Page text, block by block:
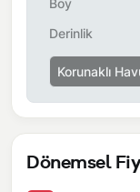
Önemli Bilgiler:
dönemsel olarak
çalışma
yaşanabilmektedir.
Boy
Derinlik
Korunaklı
Dönemsel